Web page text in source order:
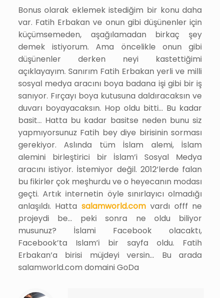
Bonus olarak eklemek istediğim bir konu daha
var. Fatih Erbakan ve onun gibi düşünenler için
küçümsemeden, aşağılamadan birkaç şey
demek istiyorum. Ama öncelikle onun gibi
düşünenler derken neyi kastettiğimi
açıklayayım. Sanırım Fatih Erbakan yerli ve milli
sosyal medya aracını boya badana işi gibi bir iş
sanıyor. Fırçayı boya kutusuna daldıracaksın ve
duvarı boyayacaksın. Hop oldu bitti… Bu kadar
basit… Hatta bu kadar basitse neden bunu siz
yapmıyorsunuz Fatih bey diye birisinin sorması
gerekiyor. Aslında tüm İslam alemi, İslam
alemini birleştirici bir İslam’i Sosyal Medya
aracını istiyor. İstemiyor değil. 2012’lerde falan
bu fikirler çok meşhurdu ve o heyecanın modası
geçti. Artık internetin öyle sınırlayıcı olmadığı
anlaşıldı. Hattasalamworld.com vardı offf ne
projeydi be… peki sonra ne oldu biliyor
musunuz? İslami Facebook olacaktı,
Facebook’ta Islam’i bir sayfa oldu. Fatih
Erbakan’a birisi müjdeyi versin… Bu arada
salamworld.com domaini GoDa